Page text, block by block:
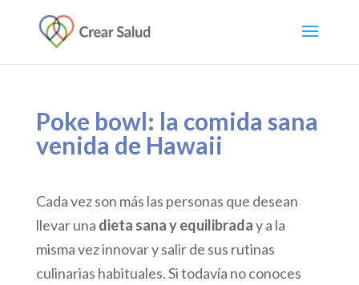
Poke bowl: la comida sana
venida de Hawaii
Cada vez son más las personas que desean
llevar una dieta sana y equilibraday a la
misma vez innovar y salir de sus rutinas
culinarias habituales. Si todavía no conoces